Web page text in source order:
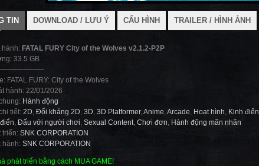
TIN DOWNLOAD / LƯU Ý CẤU HÌNH TRAILER / HÌNH ẢNH
hành: FATAL FURY City of the Wolves v2.1.2-P2P
33.5 GB
FATAL FURY: City of the Wolves
hành: 22/01/2026
Hành động
tiết: 2D, Đối kháng 2D, 3D, 3D Platformer,Anime,Arcade, Hoạt hình, Kinh điển
, Đấu với người chơi, Sexual Content, Chơi đơn, Hành động mãn nhãn
triển: SNK CORPORATION
hành: SNK CORPORATION
phát triển bằng cách MUA GAME!